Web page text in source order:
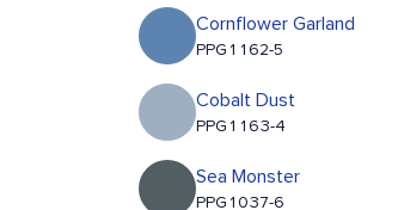
Cornflower Garland
PPG1162-5
Cobalt Dust
PPG1163-4
Sea Monster
PPG1037-6